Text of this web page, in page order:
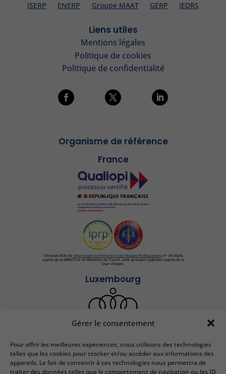
Gérer le consentement
Pour offrir les meilleures expériences, nous utilisons des technologies
telles que les cookies pour stocker et/ou accéder aux informations des
appareils. Le fait de consentir à ces technologies nous permettra de
traiter des données telles que le comportement de navigation ou les ID
Organisme de référence
France
Christian BOS est Intervenant en Prévention des Risques Professionnels(n° 39/2024)
auprès de la DREETS et du Ministère du Travail, ainsi qu'expert judiciaire auprès de la
Cour d'Appel.
Luxembourg
ISERP ENERP Groupe MAAT GERP IEDRS
Liens utiles
Mentions légales
Politique de cookies
Politique de confidentialité
IEDRS France
2 bis Rue Lafayette